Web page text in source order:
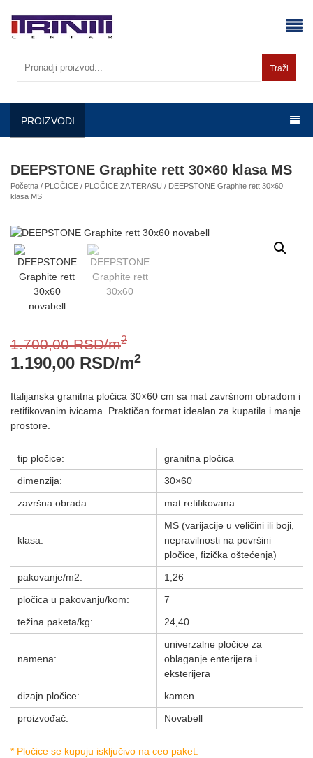
content
Traži
PROIZVODI
DEEPSTONE Graphite rett 30×60 klasa MS
Početna / PLOČICE / PLOČICE ZA TERASU / DEEPSTONE Graphite rett 30×60
klasa MS
1.700,00RSD/m2
1.190,00 RSD/m2
Italijanska granitna pločica 30×60 cm sa mat završnom obradom i
retifikovanim ivicama. Praktičan format idealan za kupatila i manje
prostore.
tip pločice:
granitna pločica
dimenzija:
30×60
završna obrada:
mat retifikovana
klasa:
MS (varijacije u veličini ili boji,
nepravilnosti na površini
pločice, fizička oštećenja)
pakovanje/m2:
1,26
pločica u pakovanju/kom:
7
težina paketa/kg:
24,40
namena:
univerzalne pločice za
oblaganje enterijera i
eksterijera
dizajn pločice:
kamen
proizvođač:
Novabell
* Pločice se kupuju isključivo na ceo paket.